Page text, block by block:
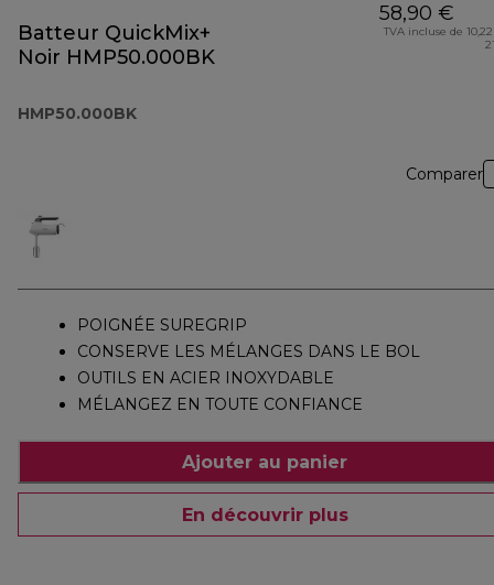
Batteur QuickMix+
Noir HMP50.000BK
HMP50.000BK
58,90 €
TVA incluse de
Comparer
POIGNÉE SUREGRIP
CONSERVE LES MÉLANGES DANS LE BOL
OUTILS EN ACIER INOXYDABLE
MÉLANGEZ EN TOUTE CONFIANCE
Ajouter au panier
En découvrir plus